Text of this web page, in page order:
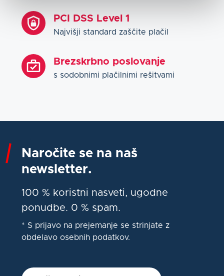
PCI DSS Level 1
Najvišji standard zaščite plačil
Brezskrbno poslovanje
s sodobnimi plačilnimi rešitvami
Naročite se na naš
newsletter.
100 % koristni nasveti, ugodne
ponudbe. 0 % spam.
* S prijavo na prejemanje se strinjate z
obdelavo osebnih podatkov.